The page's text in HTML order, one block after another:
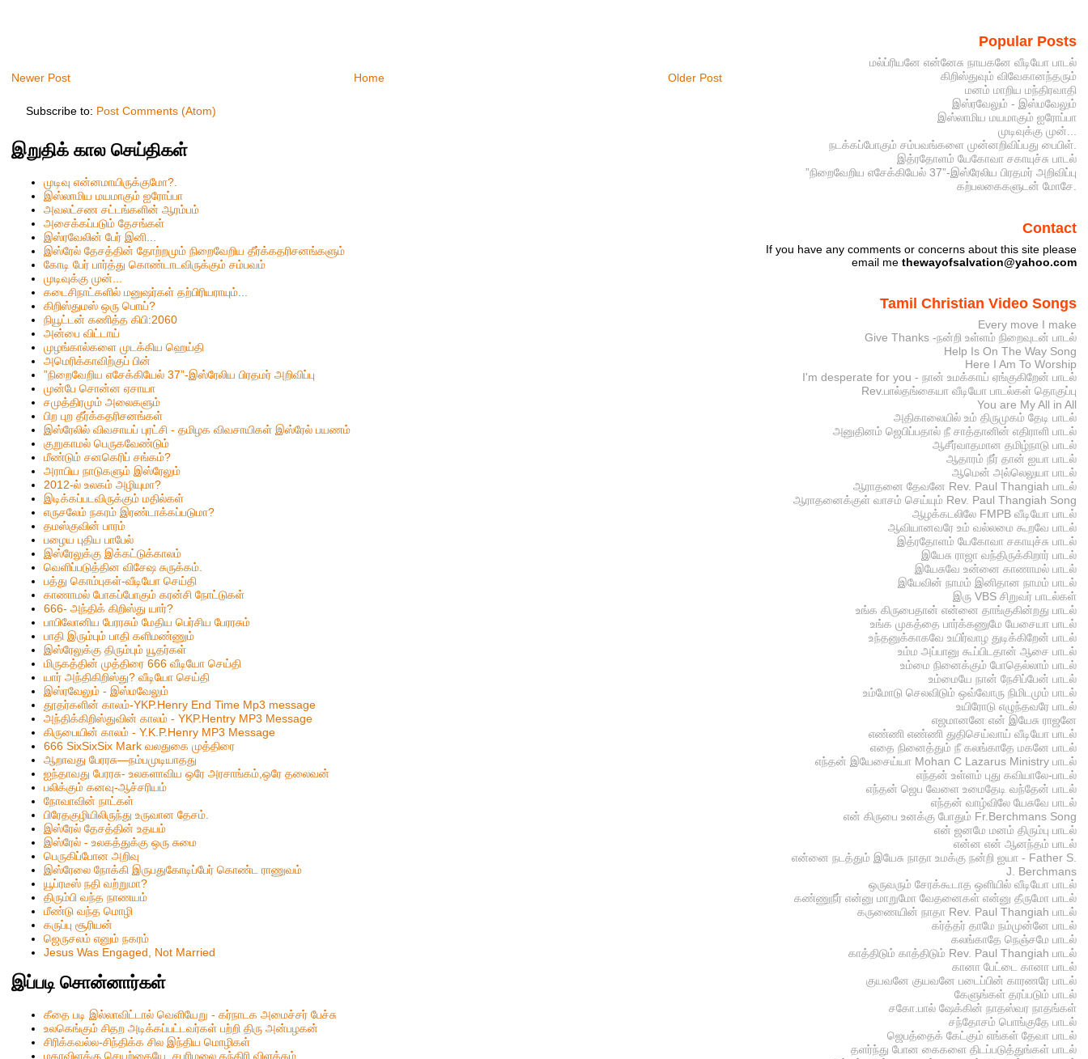
Newer Post Older Post
Home
Subscribe to: Post Comments (Atom)
இறுதிக் கால செய்திகள்
முடிவு என்னமாயிருக்குமோ?.
இஸ்லாமிய மயமாகும் ஐரோப்பா
அவலட்சண சட்டங்களின் ஆரம்பம்
அசைக்கப்படும் தேசங்கள்
இஸ்ரவேலின் பேர் இனி...
இஸ்ரேல் தேசத்தின் தோற்றமும் நிறைவேறிய தீர்க்கதரிசனங்களும்
கோடி பேர் பார்த்து கொண்டாடவிருக்கும் சம்பவம்
முடிவுக்கு முன்...
கடைசிநாட்களில் மனுஷர்கள் தற்பிரியராயும்...
கிறிஸ்தும‌ஸ் ஒரு பொய்?
நியூட்டன் கணித்த கிபி:2060
அன்பை விட்டாய்
முழங்கால்களை முடக்கிய ஹெய்தி
அமெரிக்காவிற்குப் பின்
”நிறைவேறிய எசேக்கியேல் 37”-இஸ்ரேலிய பிரதமர் அறிவிப்பு
முன்பே சொன்ன ஏசாயா
சமுத்திரமும் அலைகளும்
பிற புற தீர்க்கதரிசனங்கள்
இஸ்ரேலில் விவசாயப் புரட்சி - தமிழக விவசாயிகள் இஸ்ரேல் பயணம்
குறுகாமல் பெருகவேண்டும்
மீண்டும் சனகெரிப் சங்கம்?
அராபிய நாடுகளும் இஸ்ரேலும்
2012-ல் உலகம் அழியுமா?
இடிக்கப்படவிருக்கும் மதில்கள்
எருசலேம் நகரம் இரண்டாக்கப்படுமா?
தமஸ்குவின் பாரம்
பழைய புதிய பாபேல்
இஸ்ரேலுக்கு இக்கட்டுக்காலம்
வெளிப்படுத்தின விசேஷ சுருக்கம்.
பத்து கொம்புகள்-வீடியோ செய்தி
காணாமல் போகப்போகும் கரன்சி நோட்டுகள்
666- அந்திக் கிறிஸ்து யார்?
பாபிலோனிய பேரரசும் மேதிய பெர்சிய பேரரசும்
பாதி இரும்பும் பாதி களிமண்ணும்
இஸ்ரேலுக்கு திரும்பும் யூதர்கள்
மிருகத்தின் முத்திரை 666 வீடியோ செய்தி
யார் அந்திகிறிஸ்து? வீடியோ செய்தி
இஸ்ரவேலும் - இஸ்மவேலும்
தூதர்களின் காலம்-YKP.Henry End Time Mp3 message
அந்திக்கிறிஸ்துவின் காலம் - YKP.Hentry MP3 Message
கிருபையின் காலம் - Y.K.P.Henry MP3 Message
666 SixSixSix Mark வலதுகை முத்திரை
ஆறாவது பேரரசு—நம்பமுடியாதது
ஐந்தாவது பேரரசு- உலகளாவிய ஒரே அரசாங்கம்,ஒரே தலைவன்
பலிக்கும் கனவு-ஆச்சரியம்
நோவாவின் நாட்கள்
பிரேதகுழியிலிருந்து உருவான தேசம்.
இஸ்ரேல் தேசத்தின் உதயம்
இஸ்ரேல் - உலகத்துக்கு ஒரு சுமை
பெருகிப்போன அறிவு
இஸ்ரேலை நோக்கி இருபதுகோடிப்பேர் கொண்ட ராணுவம்
யூப்ரடீஸ் நதி வற்றுமா?
திரும்பி வந்த நாணயம்
மீண்டு வந்த மொழி
கருப்பு சூரியன்
ஜெருசலம் எனும் நகரம்
Jesus Was Engaged, Not Married
இப்படி சொன்னார்கள்
கீதை படி இல்லாவிட்டால் வெளியேறு - கர்நாடக அமைச்சர் பேச்சு
உலகெங்கும் சிதற அடிக்கப்பட்டவர்கள் பற்றி திரு அன்பழகன்
சிரிக்கவல்ல-சிந்திக்க சில இந்திய மொழிகள்
மகரவிளக்கு செயற்கையே..சபரிமலை தந்திரி விளக்கம்
Popular Posts
மல்ப்ரியனே என்னேசு நாயகனே வீடியோ பாடல்
கிறிஸ்துவும் விவேகானந்தரும்
மனம் மாறிய மந்திரவாதி
இஸ்ரவேலும் - இஸ்மவேலும்
இஸ்லாமிய மயமாகும் ஐரோப்பா
முடிவுக்கு முன்...
நடக்கப்போகும் சம்பவங்களை முன்னறிவிப்பது பைபிள்.
இத்ரதோளம் யேகோவா சகாயுச்சு பாடல்
”நிறைவேறிய எசேக்கியேல் 37”-இஸ்ரேலிய பிரதமர் அறிவிப்பு
கற்பலகைகளுடன் மோசே.
Contact
If you have any comments or concerns about this site please
email me thewayofsalvation@yahoo.com
Tamil Christian Video Songs
Every move I make
Give Thanks -நன்றி உள்ளம் நிறைவுடன் பாடல்
Help Is On The Way Song
Here I Am To Worship
I'm desperate for you - நான் உமக்காய் ஏங்குகிறேன் பாடல்
Rev.பால்தங்கையா வீடியோ பாடல்கள் தொகுப்பு
You are My All in All
அதிகாலையில் உம் திருமுகம் தேடி பாடல்
அனுதினம் ஜெபிப்பதால் நீ சாத்தானின் எதிராளி பாடல்
ஆசீர்வாதமான தமிழ்நாடு பாடல்
ஆதாரம் நீர் தான் ஐயா பாடல்
ஆமென் அல்லெலுயா பாடல்
ஆராதனை தேவனே Rev. Paul Thangiah பாடல்
ஆராதனைக்குள் வாசம் செய்யும் Rev. Paul Thangiah Song
ஆழக்கடலிலே FMPB வீடியோ பாடல்
ஆவியானவரே உம் வல்லமை கூறவே பாடல்
இத்ரதோளம் யேகோவா சகாயுச்சு பாடல்
இயேசு ராஜா வந்திருக்கிறார் பாடல்
இயேசுவே உன்னை காணாமல் பாடல்
இயேவின் நாமம் இனிதான நாமம் பாடல்
இரு VBS சிறுவர் பாடல்கள்
உங்க கிருபைதான் என்னை தாங்குகின்றது பாடல்
உங்க முகத்தை பார்க்கணுமே யேசையா பாடல்
உந்தனுக்காகவே உயிர்வாழ துடிக்கிறேன் பாடல்
உம்ம அப்பானு கூப்பிடதான் ஆசை பாடல்
உம்மை நினைக்கும் போதெல்லாம் பாடல்
உம்மையே நான் நேசிப்பேன் பாடல்
உம்மோடு செலவிடும் ஒவ்வோரு நிமிடமும் பாடல்
உயிரோடு எழுந்தவரே பாடல்
எஜமானனே என் இயேசு ராஜனே
எண்ணி எண்ணி துதிசெய்வாய் வீடியோ பாடல்
எதை நினைத்தும் நீ கலங்காதே மகனே பாடல்
எந்தன் இயேசைய்யா Mohan C Lazarus Ministry பாடல்
எந்தன் உள்ளம் புது கவியாலே-பாடல்
எந்தன் ஜெப வேளை உமைதேடி வந்தேன் பாடல்
எந்தன் வாழ்விலே யேசுவே பாடல்
என் கிருபை உனக்கு போதும் Fr.Berchmans Song
என் ஜனமே மனம் திரும்பு பாடல்
என்ன என் ஆனந்தம் பாடல்
என்னை நடத்தும் இயேசு நாதா உமக்கு நன்றி ஐயா - Father S.
J. Berchmans
ஒருவரும் சேரக்கூடாத ஒளியில் வீடியோ பாடல்
கண்ணுநீர் என்னு மாறுமோ வேதனைகள் என்னு தீருமோ பாடல்
கருணையின் நாதா Rev. Paul Thangiah பாடல்
கர்த்தர் தாமே நம்முன்னே பாடல்
கலங்காதே நெஞ்சமே பாடல்
காத்திடும் காத்திடும் Rev. Paul Thangiah பாடல்
கானா பேட்டை கானா பாடல்
குயவனே குயவனே படைப்பின் காரணரே பாடல்
கேளுங்கள் தரப்படும் பாடல்
சகோ.பால் ஷேக்கின் நாதஸ்வர நாதங்கள்
சந்தோசம் பொங்குதே பாடல்
ஜெபத்தைக் கேட்கும் எங்கள் தேவா பாடல்
தளர்ந்து போன கைகளை திடப்படுத்துங்கள் பாடல்